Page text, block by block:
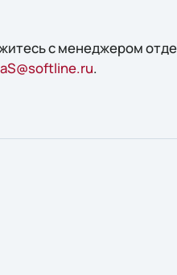
с менеджером
.